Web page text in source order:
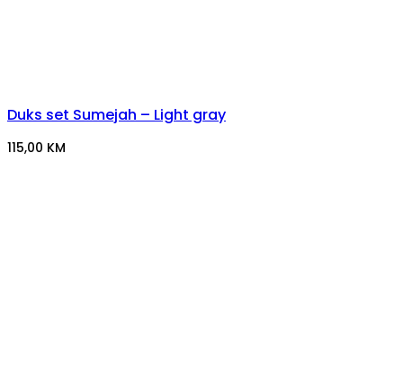
Duks set Sumejah – Light gray
115,00 KM